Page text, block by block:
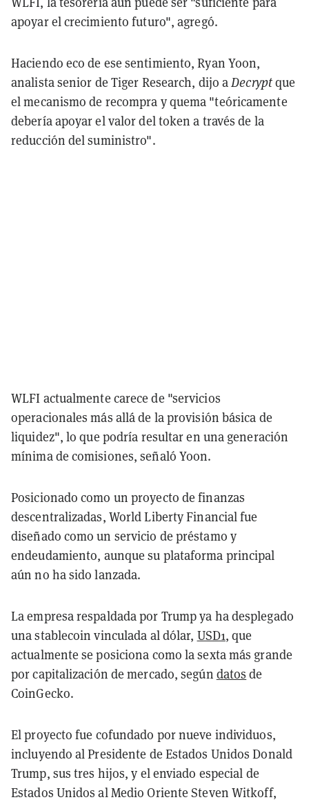
apoyar el crecimiento futuro", agregó.
Haciendo eco de ese sentimiento, Ryan Yoon,
analista senior de Tiger Research, dijo aDecryptque
el mecanismo de recompra y quema "teóricamente
debería apoyar el valor del token a través de la
reducción del suministro".
WLFI actualmente carece de "servicios
operacionales más allá de la provisión básica de
liquidez", lo que podría resultar en una generación
mínima de comisiones, señaló Yoon.
Posicionado como un proyecto de finanzas
descentralizadas, World Liberty Financial fue
diseñado como un servicio de préstamo y
endeudamiento, aunque su plataforma principal
aún no ha sido lanzada.
La empresa respaldada por Trump ya ha desplegado
una stablecoin vinculada al dólar, USD1, que
actualmente se posiciona como la sexta más grande
por capitalización de mercado, según datos de
CoinGecko.
El proyecto fue cofundado por nueve individuos,
incluyendo al Presidente de Estados Unidos Donald
Trump, sus tres hijos, y el enviado especial de
Estados Unidos al Medio Oriente Steven Witkoff,